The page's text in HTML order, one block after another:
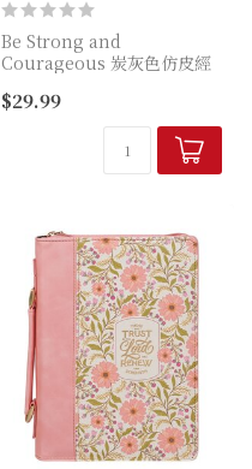
Be Strong and
Courageous 炭灰色仿皮經
氣面對生活的冒險者打造。
炭灰色人造皮革封面正面飾有
精緻熱壓浮雕山...
$29.99